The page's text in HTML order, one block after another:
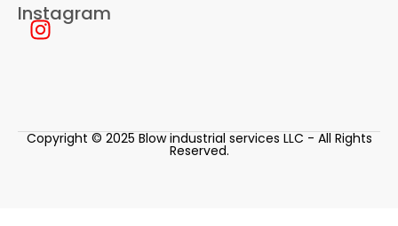
Instagram
Copyright © 2025 Blow industrial services LLC - All Rights
Reserved.